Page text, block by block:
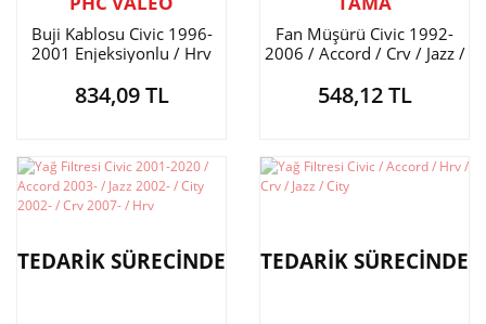
Buji Kablosu Civic 1996-
2001 Enjeksiyonlu / Hrv
834,09 TL
Fan Müşürü Civic 1992-
2006 / Accord / Crv / Jazz /
548,12 TL
TEDARİK SÜRECİNDE TEDARİK SÜRECİNDE